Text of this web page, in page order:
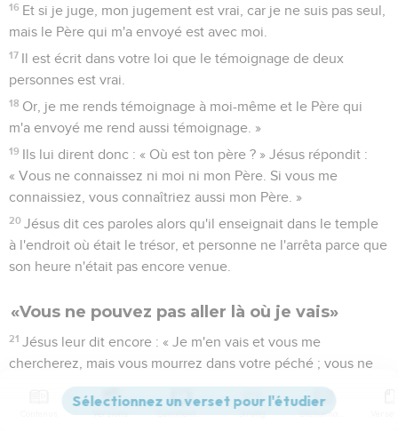
16 Et si je juge, mon jugement est vrai, car je ne suis pas seul,
mais le Père qui m'a envoyé est avec moi.
17 Il est écrit dans votre loi que le témoignage de deux
personnes est vrai.
18 Or, je me rends témoignage à moi-même et le Père qui
m'a envoyé me rend aussi témoignage. »
19 Ils lui dirent donc : « Où est ton père ? » Jésus répondit :
« Vous ne connaissez ni moi ni mon Père. Si vous me
connaissiez, vous connaîtriez aussi mon Père. »
20 Jésus dit ces paroles alors qu'il enseignait dans le temple
à l'endroit où était le trésor, et personne ne l'arrêta parce que
son heure n'était pas encore venue.
«Vous ne pouvez pas aller là où je vais»
21 Jésus leur dit encore : « Je m'en vais et vous me
chercherez, mais vous mourrez dans votre péché ; vous ne
pouvez pas venir là où je vais. »
Là-dessus les Juifs dirent : « Va-t-il se tuer, puisqu'il dit :
Versions Commentaires Strong